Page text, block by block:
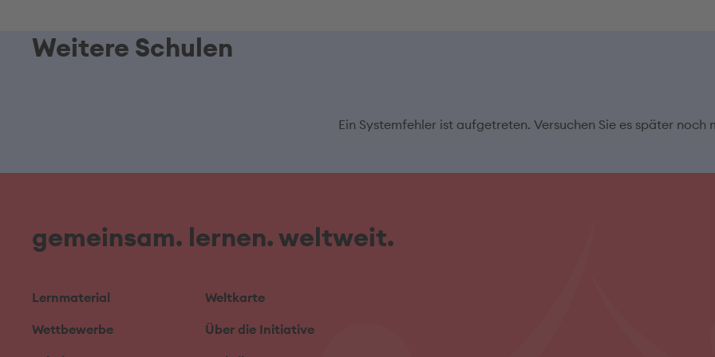
Weitere Schulen
Ein Systemfehler ist aufgetreten. Versuchen Sie es später noch
gemeinsam. lernen. weltweit.
Lernmaterial
Wettbewerbe
Weltkarte
Über die Initiative